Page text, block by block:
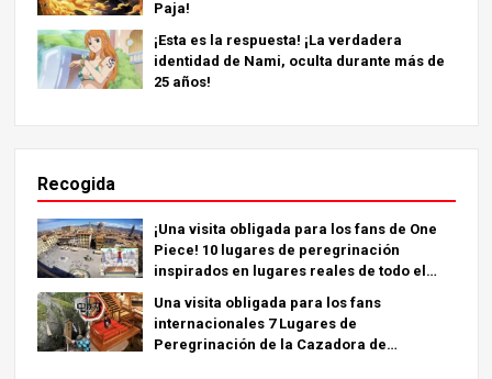
Paja!
¡Esta es la respuesta! ¡La verdadera
identidad de Nami, oculta durante más de
25 años!
Recogida
¡Una visita obligada para los fans de One
Piece! 10 lugares de peregrinación
inspirados en lugares reales de todo el
Una visita obligada para los fans
internacionales 7 Lugares de
Peregrinación de la Cazadora de